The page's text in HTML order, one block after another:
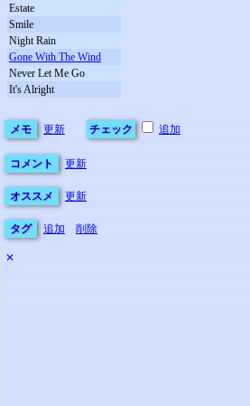
Estate
Smile
Night Rain
Gone With The Wind
Never Let Me Go
It's Alright
メモ 更新 チェック 追加
コメント 更新
オススメ 更新
タグ 追加 削除
✕